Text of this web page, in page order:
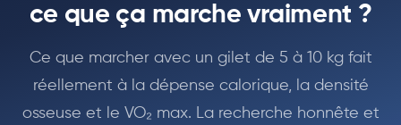
90 Jours
Exercices
ce que ça marche vraiment ?
Ce que marcher avec un gilet de 5 à 10 kg fait
réellement à la dépense calorique, la densité
osseuse et le VO₂ max. La recherche honnête et